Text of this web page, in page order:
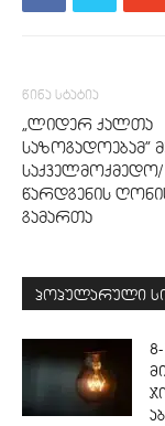
წინა სტატია
„ლიდერ ქალთა
საზოგადოებამ”
საქველმოქმედო/
წარდგენის
გამართა
პოპულარული